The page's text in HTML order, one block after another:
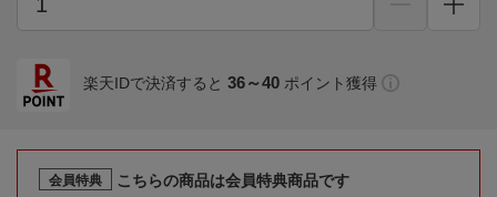
楽天IDで決済すると 36～40 ポイント獲得
会員特典
こちらの商品は会員特典商品です